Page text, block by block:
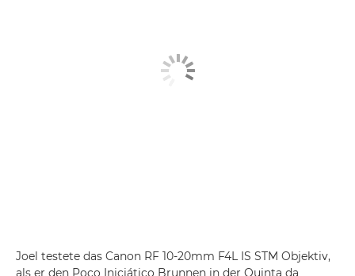
Joel testete das Canon RF 10-20mm F4L IS STM Objektiv,
als er den Poço Iniciático Brunnen in der Quinta da